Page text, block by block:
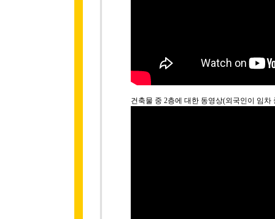
건축물 중 2층에 대한 동영상(외국인이 임차